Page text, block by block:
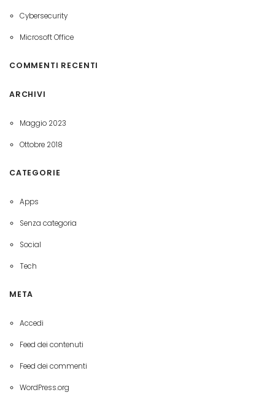
Cybersecurity
Microsoft Office
COMMENTI RECENTI
ARCHIVI
Maggio 2023
Ottobre 2018
CATEGORIE
Apps
Senza categoria
Social
Tech
META
Accedi
Feed dei contenuti
Feed dei commenti
WordPress.org